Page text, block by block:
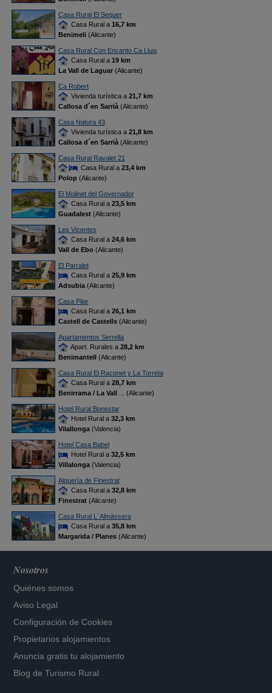
Casa Rural El Sequer
Casa Rural a 16,7 km
Benimeli(Alicante)
Casa Rural Con Encanto Ca Lluis
Casa Rural a 19 km
La Vall de Laguar(Alicante)
Ca Robert
Vivienda turística a 21,7 km
Callosa d´en Sarrià(Alicante)
Casa Natura 43
Vivienda turística a 21,8 km
Callosa d´en Sarrià(Alicante)
Casa Rural Ravalet 21
Casa Rural a 23,4 km
Polop(Alicante)
El Molinet del Governador
Casa Rural a 23,5 km
Guadalest(Alicante)
Les Vicentes
Casa Rural a 24,6 km
Vall de Ebo(Alicante)
El Parralet
Casa Rural a 25,9 km
Adsubia(Alicante)
Casa Pilar
Casa Rural a 26,1 km
Castell de Castells(Alicante)
Apartamentos Serrella
Apart. Rurales a 28,2 km
Benimantell(Alicante)
Casa Rural El Raconet y La Torreta
Casa Rural a 28,7 km
Benirrama / La Vall
... (Alicante)
Hotel Rural Bonestar
Hotel Rural a 32,3 km
Vilallonga(Valencia)
Hotel Casa Babel
Hotel Rural a 32,5 km
Villalonga(Valencia)
Alquería de Finestrat
Casa Rural a 32,8 km
Finestrat(Alicante)
Casa Rural L´Almàssera
Casa Rural a 35,8 km
Margarida / Planes(Alicante)
Nosotros
Quiénes somos
Aviso Legal
Configuración de Cookies
Propietarios alojamientos
Anuncia gratis tu alojamiento
Blog de Turismo Rural